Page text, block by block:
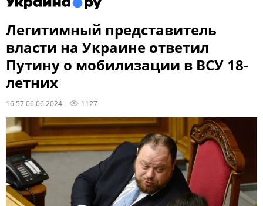
Легитимный представитель
власти на Украине ответил
Путину о мобилизации в ВСУ 18-
летних
16:57 06.06.2024 1127